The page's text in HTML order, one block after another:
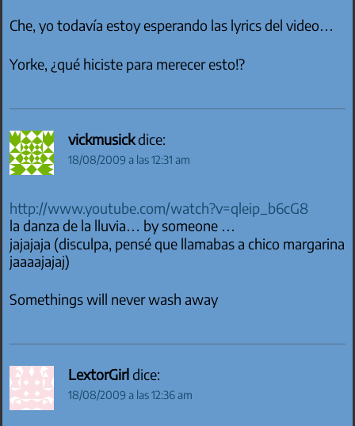
Che, yo todavía estoy esperando las lyrics del video…
Yorke, ¿qué hiciste para merecer esto!?
vickmusickdice:
18/08/2009 a las 12:31 am
http://www.youtube.com/watch?v=qleip_b6cG8
la danza de la lluvia… by someone …
jajajaja (disculpa, pensé que llamabas a chico margarina
jaaaajajaj)
Somethings will never wash away
LextorGirl dice:
18/08/2009 a las 12:36 am